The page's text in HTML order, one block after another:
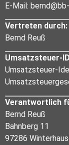
E-Mail:
Vertreten durch:
Bernd Reuß
Umsatzsteuer-
Umsatzsteuer-
Verantwortlich
Bernd Reuß
Bahnberg 11
97286